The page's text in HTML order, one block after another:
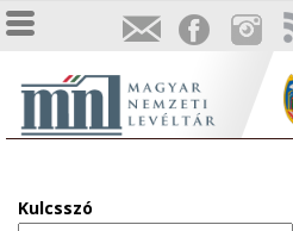
Kulcsszó